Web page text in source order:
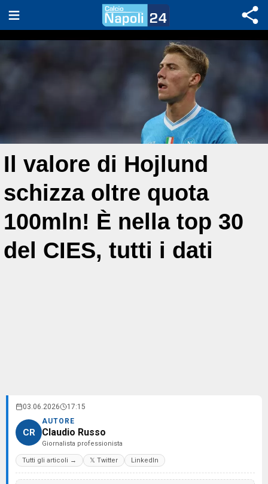
Il valore di Hojlund
schizza oltre quota
100mln! È nella top 30
del CIES, tutti i dati
03.06.2026 17:15
CR
AUTORE
Claudio Russo
Giornalista professionista
Tutti gli articoli → 𝕏 Twitter LinkedIn